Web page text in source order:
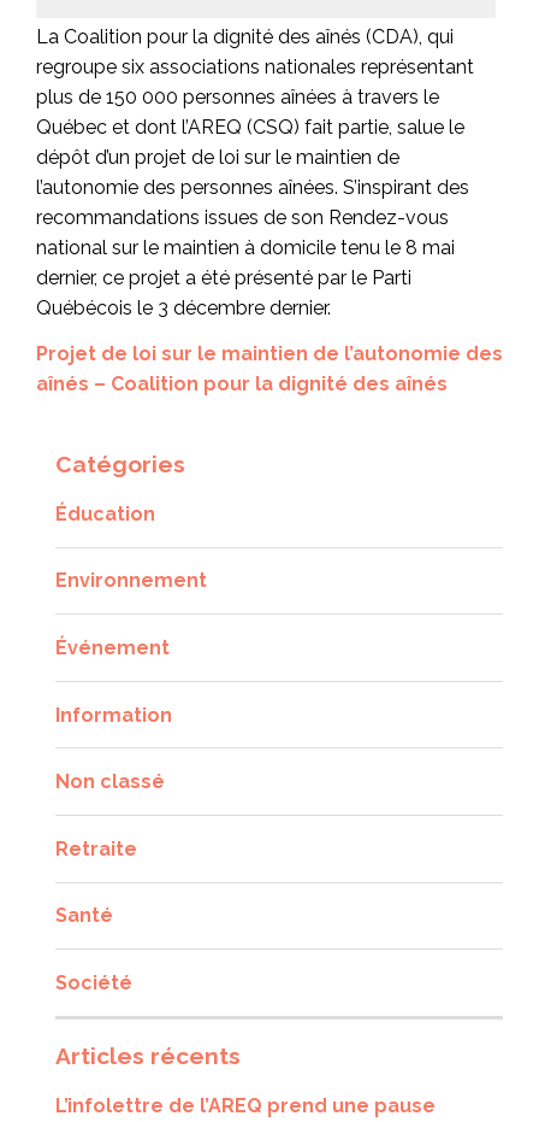
La Coalition pour la dignité des aînés (CDA), qui
regroupe six associations nationales représentant
plus de 150 000 personnes aînées à travers le
Québec et dont l’AREQ (CSQ) fait partie, salue le
dépôt d’un projet de loi sur le maintien de
l’autonomie des personnes aînées. S’inspirant des
recommandations issues de son Rendez-vous
national sur le maintien à domicile tenu le 8 mai
dernier, ce projet a été présenté par le Parti
Québécois le 3 décembre dernier.
Projet de loi sur le maintien de l’autonomie des
aînés – Coalition pour la dignité des aînés
Catégories
Éducation
Environnement
Événement
Information
Non classé
Retraite
Santé
Société
Articles récents
L’infolettre de l’AREQ prend une pause